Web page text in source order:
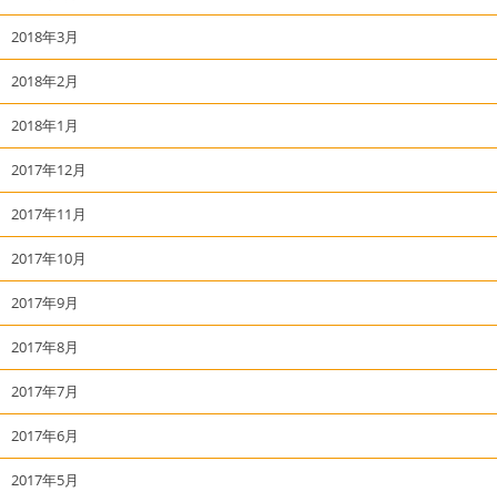
2018年3月
2018年2月
2018年1月
2017年12月
2017年11月
2017年10月
2017年9月
2017年8月
2017年7月
2017年6月
2017年5月